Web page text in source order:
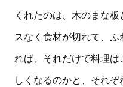
くれたのは、木のまな
スなく食材が切れて、
れば、それだけで料理
しくなるのかと、それ